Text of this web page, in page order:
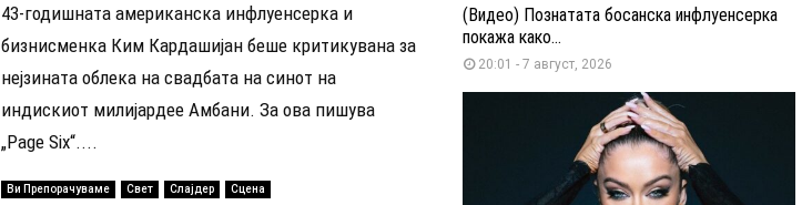
43-годишната американска инфлуенсерка и
бизнисменка Ким Кардашијан беше критикувана за
нејзината облека на свадбата на синот на
индискиот милијардее Амбани. За ова пишува
„Page Six“....
Ви Препорачуваме Свет Слајдер Сцена
(Видео) Познатата босанска инфлуенсерка
покажа како...
20:01 - 7 август, 2026